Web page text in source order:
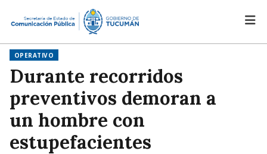
OPERATIVO
Durante recorridos
preventivos demoran a
un hombre con
estupefacientes